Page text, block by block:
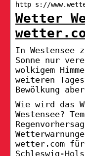
http s://
Wetter
In Westensee
Sonne nur
wolkigem
weiteren
Bewölkung
Wie wird das
Westensee?
wetter.com für
Schleswig-